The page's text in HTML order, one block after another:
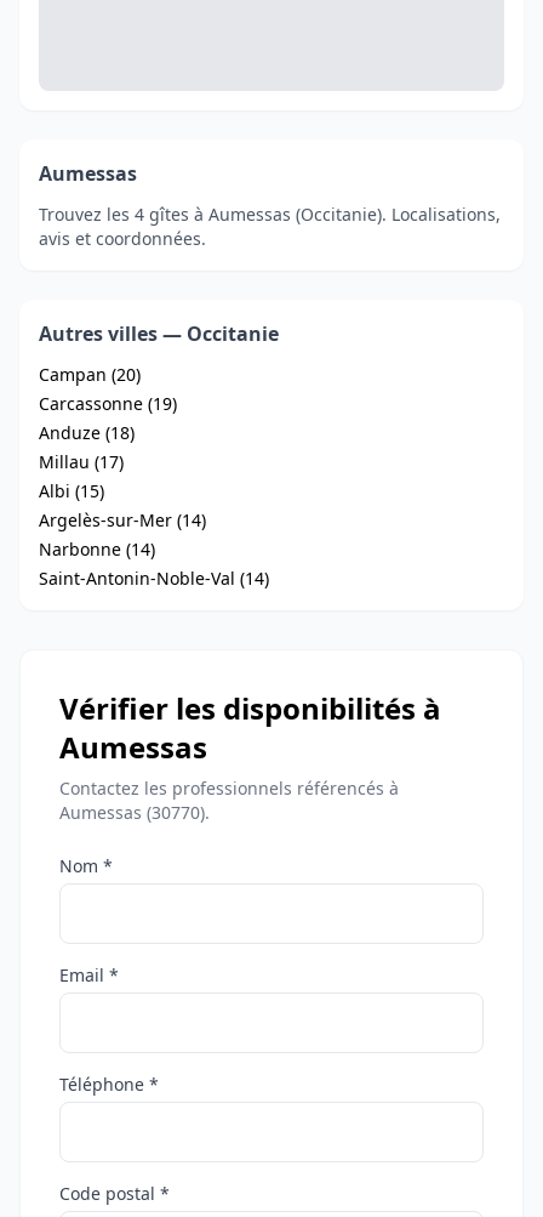
Aumessas
Trouvez les 4 gîtes à Aumessas (Occitanie). Localisations,
avis et coordonnées.
Autres villes — Occitanie
Campan (20)
Carcassonne (19)
Anduze (18)
Millau (17)
Albi (15)
Argelès-sur-Mer (14)
Narbonne (14)
Saint-Antonin-Noble-Val (14)
Vérifier les disponibilités à
Aumessas
Contactez les professionnels référencés à
Aumessas (30770).
Nom *
Email *
Téléphone *
Code postal *